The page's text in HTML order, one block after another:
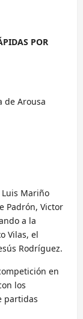
POR
de Arousa
Mariño
Padrón, Victor
a la
Vilas, el
Rodríguez.
en
los
partidas